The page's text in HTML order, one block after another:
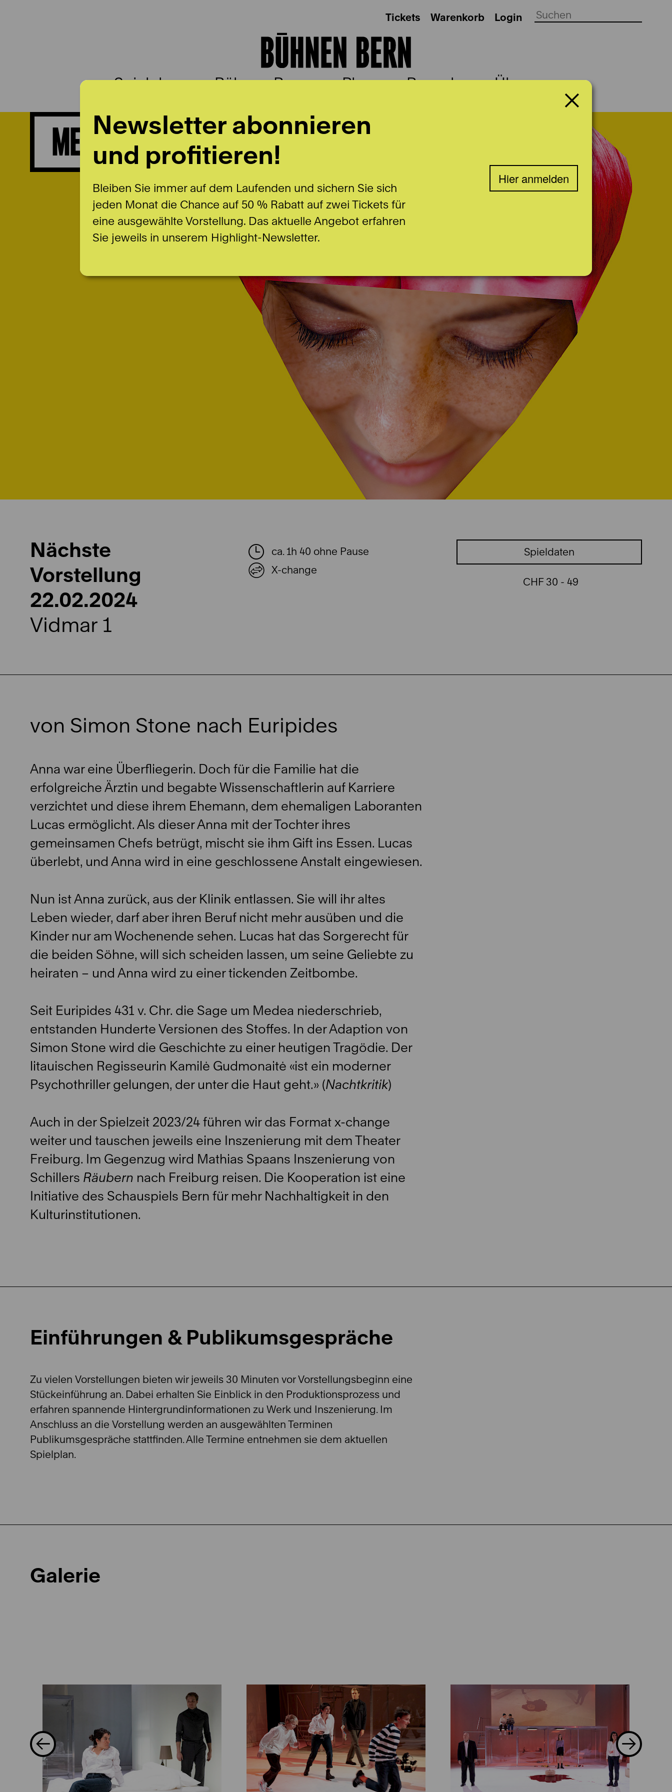
Tickets Warenkorb Login
Spielplan Bühnen Bern Plus Besuch Über uns
MEDEA
Nächste
Vorstellung
22.02.2024
Vidmar 1
ca. 1h 40 ohne Pause
X-change
Spieldaten
CHF 30 - 49
von Simon Stone nach Euripides
Anna war eine Überfliegerin. Doch für die Familie hat die
erfolgreiche Ärztin und begabte Wissenschaftlerin auf Karriere
verzichtet und diese ihrem Ehemann, dem ehemaligen Laboranten
Lucas ermöglicht. Als dieser Anna mit der Tochter ihres
gemeinsamen Chefs betrügt, mischt sie ihm Gift ins Essen. Lucas
überlebt, und Anna wird in eine geschlossene Anstalt eingewiesen.
Nun ist Anna zurück, aus der Klinik entlassen. Sie will ihr altes
Leben wieder, darf aber ihren Beruf nicht mehr ausüben und die
Kinder nur am Wochenende sehen. Lucas hat das Sorgerecht für
die beiden Söhne, will sich scheiden lassen, um seine Geliebte zu
heiraten – und Anna wird zu einer tickenden Zeitbombe.
Seit Euripides 431 v. Chr. die Sage um Medea niederschrieb,
entstanden Hunderte Versionen des Stoffes. In der Adaption von
Simon Stone wird die Geschichte zu einer heutigen Tragödie. Der
litauischen Regisseurin Kamilė Gudmonaitė «ist ein moderner
Psychothriller gelungen, der unter die Haut geht.» (Nachtkritik)
Auch in der Spielzeit 2023/24 führen wir das Format x-change
weiter und tauschen jeweils eine Inszenierung mit dem Theater
Freiburg. Im Gegenzug wird Mathias Spaans Inszenierung von
Schillers Räubern nach Freiburg reisen. Die Kooperation ist eine
Initiative des Schauspiels Bern für mehr Nachhaltigkeit in den
Kulturinstitutionen.
Einführungen & Publikumsgespräche
Zu vielen Vorstellungen bieten wir jeweils 30 Minuten vor Vorstellungsbeginn eine
Stückeinführung an. Dabei erhalten Sie Einblick in den Produktionsprozess und
erfahren spannende Hintergrundinformationen zu Werk und Inszenierung. Im
Anschluss an die Vorstellung werden an ausgewählten Terminen
Publikumsgespräche stattfinden. Alle Termine entnehmen sie dem aktuellen
Spielplan.
Galerie
Newsletter abonnieren
und profitieren!
Bleiben Sie immer auf dem Laufenden und sichern Sie sich
jeden Monat die Chance auf 50 % Rabatt auf zwei Tickets für
eine ausgewählte Vorstellung. Das aktuelle Angebot erfahren
Sie jeweils in unserem Highlight-Newsletter.
Hier anmelden